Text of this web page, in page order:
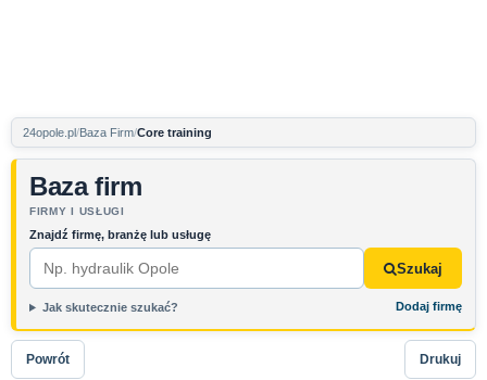
24opole.pl Baza Firm Core training
Baza firm
FIRMY I USŁUGI
Znajdź firmę, branżę lub usługę
Szukaj
Jak skutecznie szukać? Dodaj firmę
Powrót Drukuj